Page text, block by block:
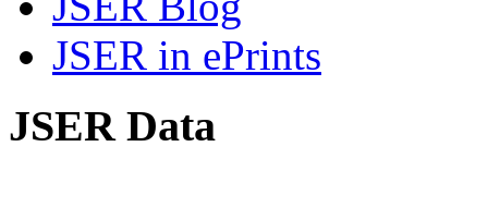
JSER in ePrints
JSER Data